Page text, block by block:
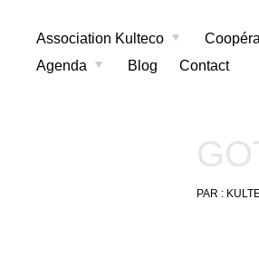
Association Kulteco
Agenda
Blog Contact
PAR :